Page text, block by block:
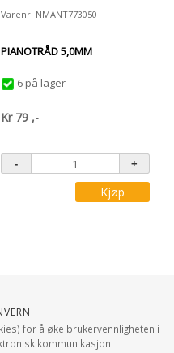
Varenr: NMANT773050
PIANOTRÅD 5,0MM
6 på lager
Kr 79 ,-
Kjøp
for å øke brukervennligheten i
kommunikasjon.